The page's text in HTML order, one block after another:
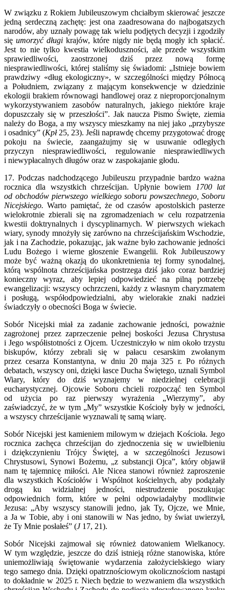
W związku z Rokiem Jubileuszowym chciałbym skierować jeszcze
jedną serdeczną zachętę: jest ona zaadresowana do najbogatszych
narodów, aby uznały powagę tak wielu podjętych decyzji i zgodziły
się umorzyć długikrajów, które nigdy nie będą mogły ich spłacić.
Jest to nie tylko kwestia wielkoduszności, ale przede wszystkim
sprawiedliwości, zaostrzonej dziś przez nową formę
niesprawiedliwości, której staliśmy się świadomi: „Istnieje bowiem
prawdziwy «dług ekologiczny», w szczególności między Północą
a Południem, związany z mającym konsekwencje w dziedzinie
ekologii brakiem równowagi handlowej oraz z nieproporcjonalnym
wykorzystywaniem zasobów naturalnych, jakiego niektóre kraje
dopuszczały się w przeszłości”. Jak naucza Pismo Święte, ziemia
należy do Boga, a my wszyscy mieszkamy na niej jako „przybysze
i osadnicy” (Kpł25, 23). Jeśli naprawdę chcemy przygotować drogę
pokoju na świecie, zaangażujmy się w usuwanie odległych
przyczyn niesprawiedliwości, regulowanie niesprawiedliwych
i niewypłacalnych długów oraz w zaspokajanie głodu.
17. Podczas nadchodzącego Jubileuszu przypadnie bardzo ważna
rocznica dla wszystkich chrześcijan. Upłynie bowiem
1700 lat
od obchodów pierwszego wielkiego soboru powszechnego, Soboru
Nicejskiego.Warto pamiętać, że od czasów apostolskich pasterze
wielokrotnie zbierali się na zgromadzeniach w celu rozpatrzenia
kwestii doktrynalnych i dyscyplinarnych. W pierwszych wiekach
wiary, synody mnożyły się zarówno na chrześcijańskim Wschodzie,
jak i na Zachodzie, pokazując, jak ważne było zachowanie jedności
Ludu Bożego i wierne głoszenie Ewangelii. Rok Jubileuszowy
może być ważną okazją do ukonkretnienia tej formy synodalnej,
którą wspólnota chrześcijańska postrzega dziś jako coraz bardziej
konieczny wyraz, aby lepiej odpowiedzieć na pilną potrzebę
ewangelizacji: wszyscy ochrzczeni, każdy z własnym charyzmatem
i posługą, współodpowiedzialni, aby wielorakie znaki nadziei
świadczyły o obecności Boga w świecie.
Sobór Nicejski miał za zadanie zachowanie jedności, poważnie
zagrożonej przez zaprzeczenie pełnej boskości Jezusa Chrystusa
i Jego współistotności z Ojcem. Uczestniczyło w nim około trzystu
biskupów, którzy zebrali się w pałacu cesarskim zwołanym
przez cesarza Konstantyna, w dniu 20 maja 325 r. Po różnych
debatach, wszyscy oni, dzięki łasce Ducha Świętego, uznali Symbol
Wiary, który do dziś wyznajemy w niedzielnej celebracji
eucharystycznej. Ojcowie Soboru chcieli rozpocząć ten Symbol
od użycia po raz pierwszy wyrażenia „Wierzymy”, aby
zaświadczyć, że w tym „My” wszystkie Kościoły były w jedności,
a wszyscy chrześcijanie wyznawali tę samą wiarę.
Sobór Nicejski jest kamieniem milowym w dziejach Kościoła. Jego
rocznica zachęca chrześcijan do zjednoczenia się w uwielbieniu
i dziękczynieniu Trójcy Świętej, a w szczególności Jezusowi
Chrystusowi, Synowi Bożemu, „z substancji Ojca”, który objawił
nam tę tajemnicę miłości. Ale Nicea stanowi również zaproszenie
dla wszystkich Kościołów i Wspólnot kościelnych, aby podążały
drogą ku widzialnej jedności, niestrudzenie poszukując
odpowiednich form, które w pełni odpowiadałyby modlitwie
Jezusa: „Aby wszyscy stanowili jedno, jak Ty, Ojcze, we Mnie,
a Ja w Tobie, aby i oni stanowili w Nas jedno, by świat uwierzył,
że Ty Mnie posłałeś” (J17, 21).
Sobór Nicejski zajmował się również datowaniem Wielkanocy.
W tym względzie, jeszcze do dziś istnieją różne stanowiska, które
uniemożliwiają świętowanie wydarzenia założycielskiego wiary
tego samego dnia. Dzięki opatrznościowym okolicznościom nastąpi
to dokładnie w 2025 r. Niech będzie to wezwaniem dla wszystkich